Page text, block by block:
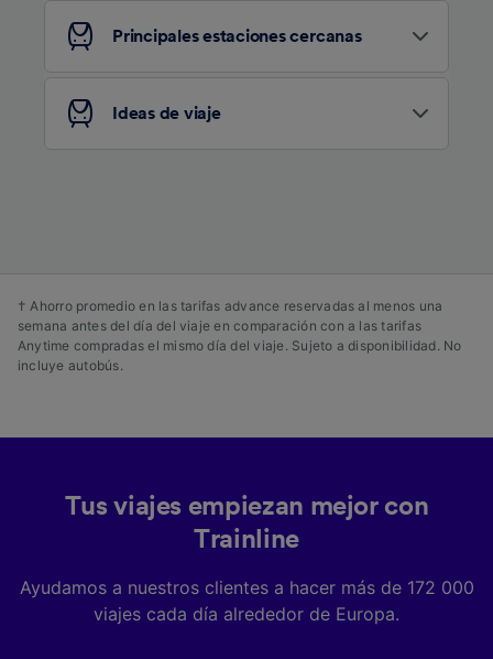
Principales estaciones cercanas
Ideas de viaje
† Ahorro promedio en las tarifas advance reservadas al menos una
semana antes del día del viaje en comparación con a las tarifas
Anytime compradas el mismo día del viaje. Sujeto a disponibilidad. No
incluye autobús.
Tus viajes empiezan mejor con
Trainline
Ayudamos a nuestros clientes a hacer más de 172 000
viajes cada día alrededor de Europa.
publicidad y contenido, investigación de
audiencia y desarrollo de servicios.
Lista de asociados (proveedores)